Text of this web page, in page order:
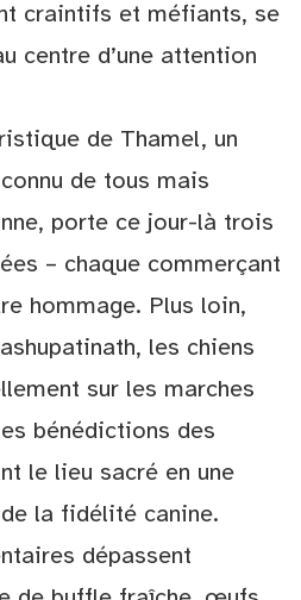
craintifs et méfiants, se
centre d’une attention
de Thamel, un
de tous mais
porte ce jour-là trois
– chaque commerçant
hommage. Plus loin,
les chiens
sur les marches
bénédictions des
le lieu sacré en une
la fidélité canine.
dépassent